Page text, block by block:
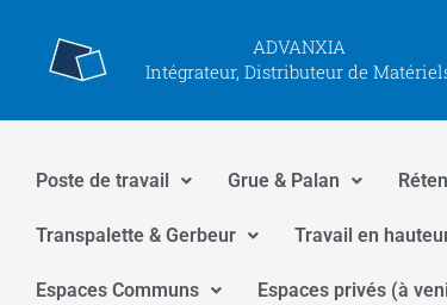
contenu
ADVANXIA
Intégrateur, Distributeur de
Poste de travail Grue & Palan
Transpalette & Gerbeur Travail en
Espaces Communs Espaces privés (à